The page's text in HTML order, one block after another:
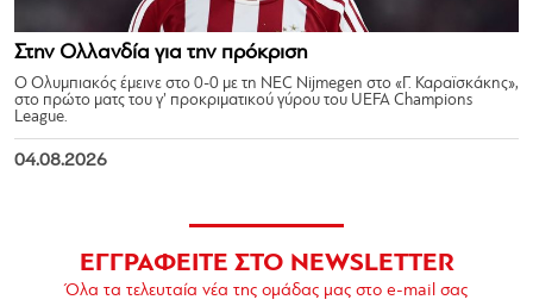
Στην Ολλανδία για την πρόκριση
Ο Ολυμπιακός έμεινε στο 0-0 με τη NEC Nijmegen στο «Γ. Καραϊσκάκης»,
στο πρώτο ματς του γ’ προκριματικού γύρου του UEFA Champions
League.
04.08.2026
ΕΓΓΡΑΦΕΙΤΕ ΣΤΟ NEWSLETTER
Όλα τα τελευταία νέα της ομάδας μας στο e-mail σας